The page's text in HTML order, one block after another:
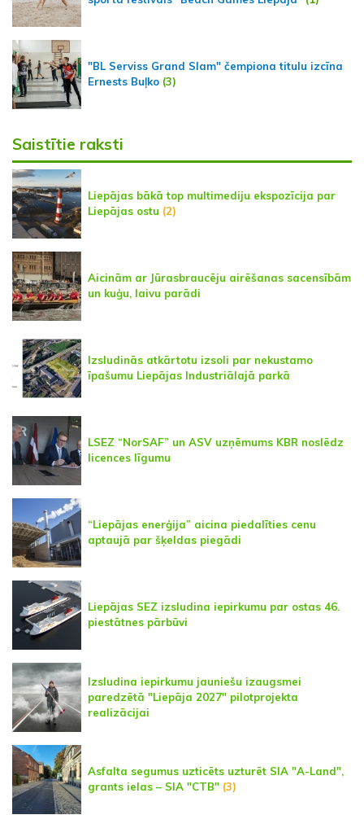
"BL Serviss Grand Slam" čempiona titulu izcīna
Ernests Buļko (3)
Saistītie raksti
Liepājas bākā top multimediju ekspozīcija par
Liepājas ostu (2)
Aicinām ar Jūrasbraucēju airēšanas sacensībām
un kuģu, laivu parādi
Izsludinās atkārtotu izsoli par nekustamo
īpašumu Liepājas Industriālajā parkā
LSEZ “NorSAF” un ASV uzņēmums KBR noslēdz
licences līgumu
“Liepājas enerģija” aicina piedalīties cenu
aptaujā par šķeldas piegādi
Liepājas SEZ izsludina iepirkumu par ostas 46.
piestātnes pārbūvi
Izsludina iepirkumu jauniešu izaugsmei
paredzētā "Liepāja 2027" pilotprojekta
realizācijai
Asfalta segumus uzticēts uzturēt SIA "A-Land",
grants ielas – SIA "CTB" (3)